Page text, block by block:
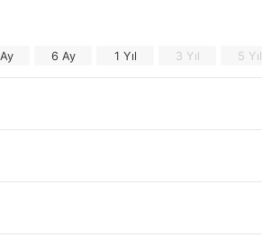
6 Ay 1 Yıl 3 Yıl 5 Yıl